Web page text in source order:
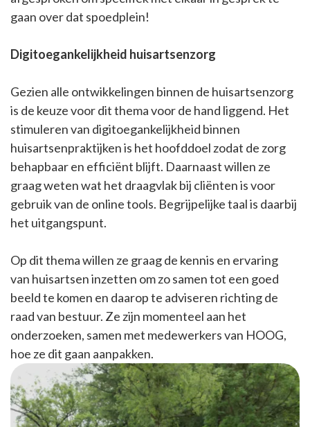
gaan over dat spoedplein!
Digitoegankelijkheid huisartsenzorg
Gezien alle ontwikkelingen binnen de huisartsenzorg
is de keuze voor dit thema voor de hand liggend. Het
stimuleren van digitoegankelijkheid binnen
huisartsenpraktijken is het hoofddoel zodat de zorg
behapbaar en efficiënt blijft. Daarnaast willen ze
graag weten wat het draagvlak bij cliënten is voor
gebruik van de online tools. Begrijpelijke taal is daarbij
het uitgangspunt.
Op dit thema willen ze graag de kennis en ervaring
van huisartsen inzetten om zo samen tot een goed
beeld te komen en daarop te adviseren richting de
raad van bestuur. Ze zijn momenteel aan het
onderzoeken, samen met medewerkers van HOOG,
hoe ze dit gaan aanpakken.